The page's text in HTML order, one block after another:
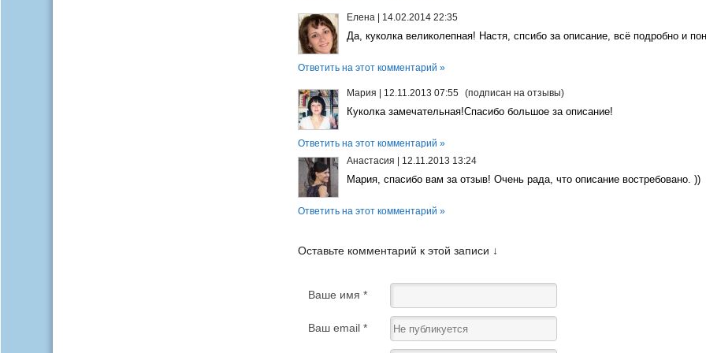
Елена| 14.02.2014 22:35
Да, куколка великолепная! Настя, спсибо за описание, всё подробно и
Ответить на этот комментарий »
Мария 12.11.2013 07:55 (подписан на отзывы)
Куколка замечательная!Спасибо большое за описание!
Ответить на этот комментарий »
Анастасия
12.11.2013 13:24
Мария, спасибо вам за отзыв! Очень рада, что описание востребовано. ))
Ответить на этот комментарий »
Оставьте комментарий к этой записи ↓
Ваше имя *
Ваш email *